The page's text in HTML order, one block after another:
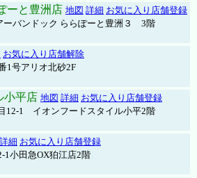
ーと豊洲店 地図 詳細 お気に入り店舗登録
バンドック ららぽーと豊洲３ 3階
お気に入り店舗解除
1号アリオ北砂2F
小平店 地図 詳細 お気に入り店舗登録
12-1 イオンフードスタイル小平2階
詳細 お気に入り店舗登録
1小田急OX狛江店2階